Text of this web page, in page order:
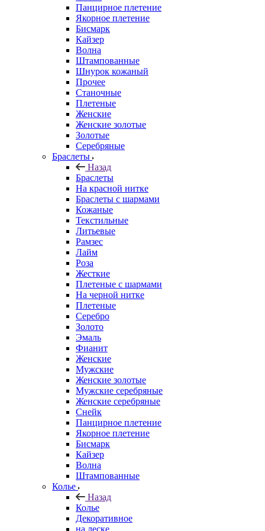
Панцирное плетение
Якорное плетение
Бисмарк
Кайзер
Волна
Штампованные
Шнурок кожаный
Прочее
Станочные
Плетеные
Женские
Женские золотые
Золотые
Серебряные
Браслеты
Назад
Браслеты
На красной нитке
Браслеты с шармами
Кожаные
Текстильные
Литьевые
Рамзес
Лайм
Роза
Жесткие
Плетеные с шармами
На черной нитке
Плетеные
Серебро
Золото
Эмаль
Фианит
Женские
Мужские
Женские золотые
Мужские серебряные
Женские серебряные
Снейк
Панцирное плетение
Якорное плетение
Бисмарк
Кайзер
Волна
Штампованные
Колье
Назад
Колье
Декоративное
на леске